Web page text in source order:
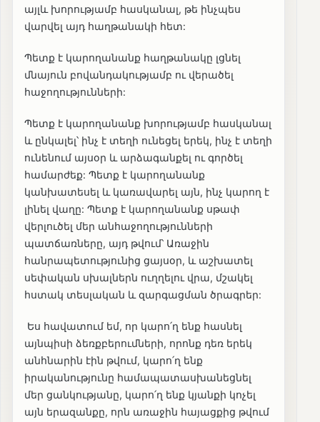
այլև խորությամբ հասկանալ, թե ինչպես
վարվել այդ հաղթանակի հետ:
Պետք է կարողանանք հաղթանակը լցնել
մնայուն բովանդակությամբ ու վերածել
հաջողությունների:
Պետք է կարողանանք խորությամբ հասկանալ
և ընկալել՝ ինչ է տեղի ունեցել երեկ, ինչ է տեղի
ունենում այսօր և արձագանքել ու գործել
համարժեք: Պետք է կարողանանք
կանխատեսել և կառավարել այն, ինչ կարող է
լինել վաղը: Պետք է կարողանանք սթափ
վերլուծել մեր անհաջողությունների
պատճառները, այդ թվում՝ Առաջին
հանրապետությունից ցայսօր, և աշխատել
սեփական սխալներն ուղղելու վրա, մշակել
հստակ տեսլական և զարգացման ծրագրեր:
Ես հավատում եմ, որ կարո՛ղ ենք հասնել
այնպիսի ձեռքբերումների, որոնք դեռ երեկ
անհնարին էին թվում, կարո՛ղ ենք
իրականությունը համապատասխանեցնել
մեր ցանկությանը, կարո՛ղ ենք կյանքի կոչել
այն երազանքը, որն առաջին հայացքից թվում